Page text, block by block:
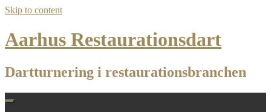
Skip to content
Aarhus Restaurationsdart
Dartturnering i restaurationsbranchen